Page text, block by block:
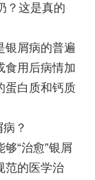
？这是真的
银屑病的普遍
食用后病情加
蛋白质和钙质
？
“治愈”银屑
范的医学治